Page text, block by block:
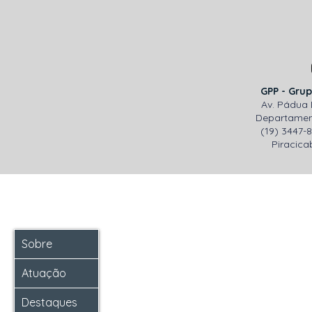
Sobre
Atuação
Destaques
GPP -
Av. Pádua
(19) 3447-